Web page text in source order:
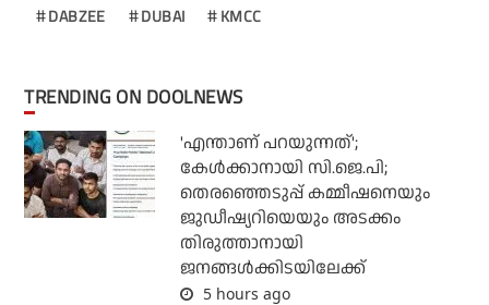
DABZEE DUBAI KMCC
TRENDING ON DOOLNEWS
'എന്താണ് പറയുന്നത്';
കേള്‍ക്കാനായി സി.ജെ.പി;
തെരഞ്ഞെടുപ്പ് കമ്മീഷനെയും
ജുഡീഷ്യറിയെയും അടക്കം
തിരുത്താനായി
ജനങ്ങള്‍ക്കിടയിലേക്ക്
5 hours ago